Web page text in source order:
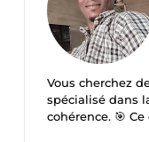
Vous cherchez
spécialisé dans
cohérence. 🎯
parfaite à votre